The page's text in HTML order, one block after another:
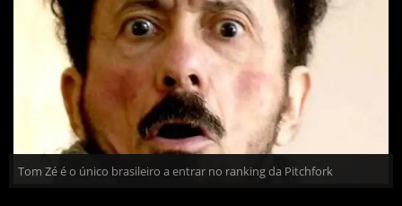
Tom Zé é o único brasileiro a entrar no ranking da Pitchfork